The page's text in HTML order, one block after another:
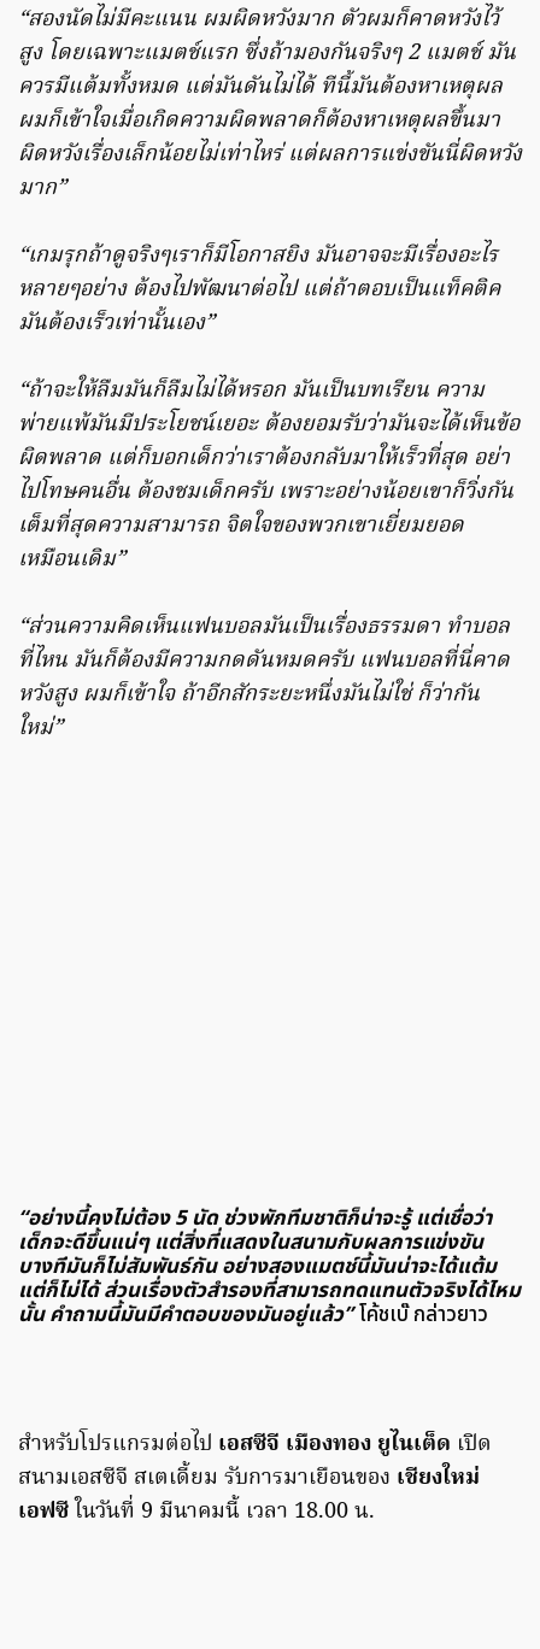
“สองนัดไม่มีคะแนน ผมผิดหวังมาก ตัวผมก็คาดหวังไว้
สูง โดยเฉพาะแมตช์แรก ซึ่งถ้ามองกันจริงๆ 2 แมตช์ มัน
ควรมีแต้มทั้งหมด แต่มันดันไม่ได้ ทีนี้มันต้องหาเหตุผล
ผมก็เข้าใจเมื่อเกิดความผิดพลาดก็ต้องหาเหตุผลขึ้นมา
ผิดหวังเรื่องเล็กน้อยไม่เท่าไหร่ แต่ผลการแข่งขันนี่ผิดหวัง
มาก”
“เกมรุกถ้าดูจริงๆเราก็มีโอกาสยิง มันอาจจะมีเรื่องอะไร
หลายๆอย่าง ต้องไปพัฒนาต่อไป แต่ถ้าตอบเป็นแท็คติค
มันต้องเร็วเท่านั้นเอง”
“ถ้าจะให้ลืมมันก็ลืมไม่ได้หรอก มันเป็นบทเรียน ความ
พ่ายแพ้มันมีประโยชน์เยอะ ต้องยอมรับว่ามันจะได้เห็นข้อ
ผิดพลาด แต่ก็บอกเด็กว่าเราต้องกลับมาให้เร็วที่สุด อย่า
ไปโทษคนอื่น ต้องชมเด็กครับ เพราะอย่างน้อยเขาก็วิ่งกัน
เต็มที่สุดความสามารถ จิตใจของพวกเขาเยี่ยมยอด
เหมือนเดิม”
“ส่วนความคิดเห็นแฟนบอลมันเป็นเรื่องธรรมดา ทำบอล
ที่ไหน มันก็ต้องมีความกดดันหมดครับ แฟนบอลที่นี่คาด
หวังสูง ผมก็เข้าใจ ถ้าอีกสักระยะหนึ่งมันไม่ใช่ ก็ว่ากัน
ใหม่”
“อย่างนี้คงไม่ต้อง 5 นัด ช่วงพักทีมชาติก็น่าจะรู้ แต่เชื่อว่า
เด็กจะดีขึ้นแน่ๆ แต่สิ่งที่แสดงในสนามกับผลการแข่งขัน
บางทีมันก็ไม่สัมพันธ์กัน อย่างสองแมตช์นี้มันน่าจะได้แต้ม
แต่ก็ไม่ได้ ส่วนเรื่องตัวสำรองที่สามารถทดแทนตัวจริงได้ไหม
นั้น คำถามนี้มันมีคำตอบของมันอยู่แล้ว”โค้ชเบ๊ กล่าวยาว
สำหรับโปรแกรมต่อไป เอสซีจี เมืองทอง ยูไนเต็ด เปิด
สนามเอสซีจี สเตเดี้ยม รับการมาเยือนของ เชียงใหม่
เอฟซีในวันที่ 9 มีนาคมนี้ เวลา 18.00 น.